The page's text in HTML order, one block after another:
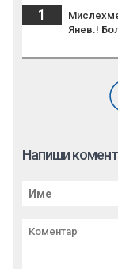
1
Янев.!
Напиши